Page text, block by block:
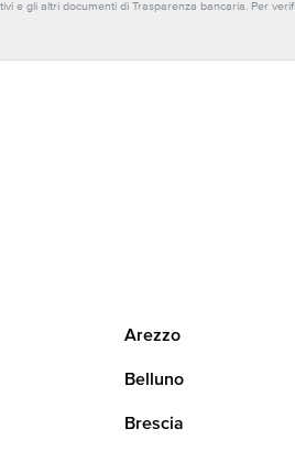
e gli altri documenti di Trasparenza bancaria. Per
Arezzo
Belluno
Brescia